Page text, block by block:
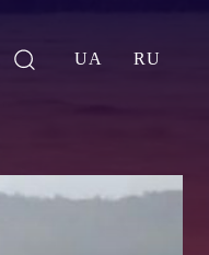
UA RU